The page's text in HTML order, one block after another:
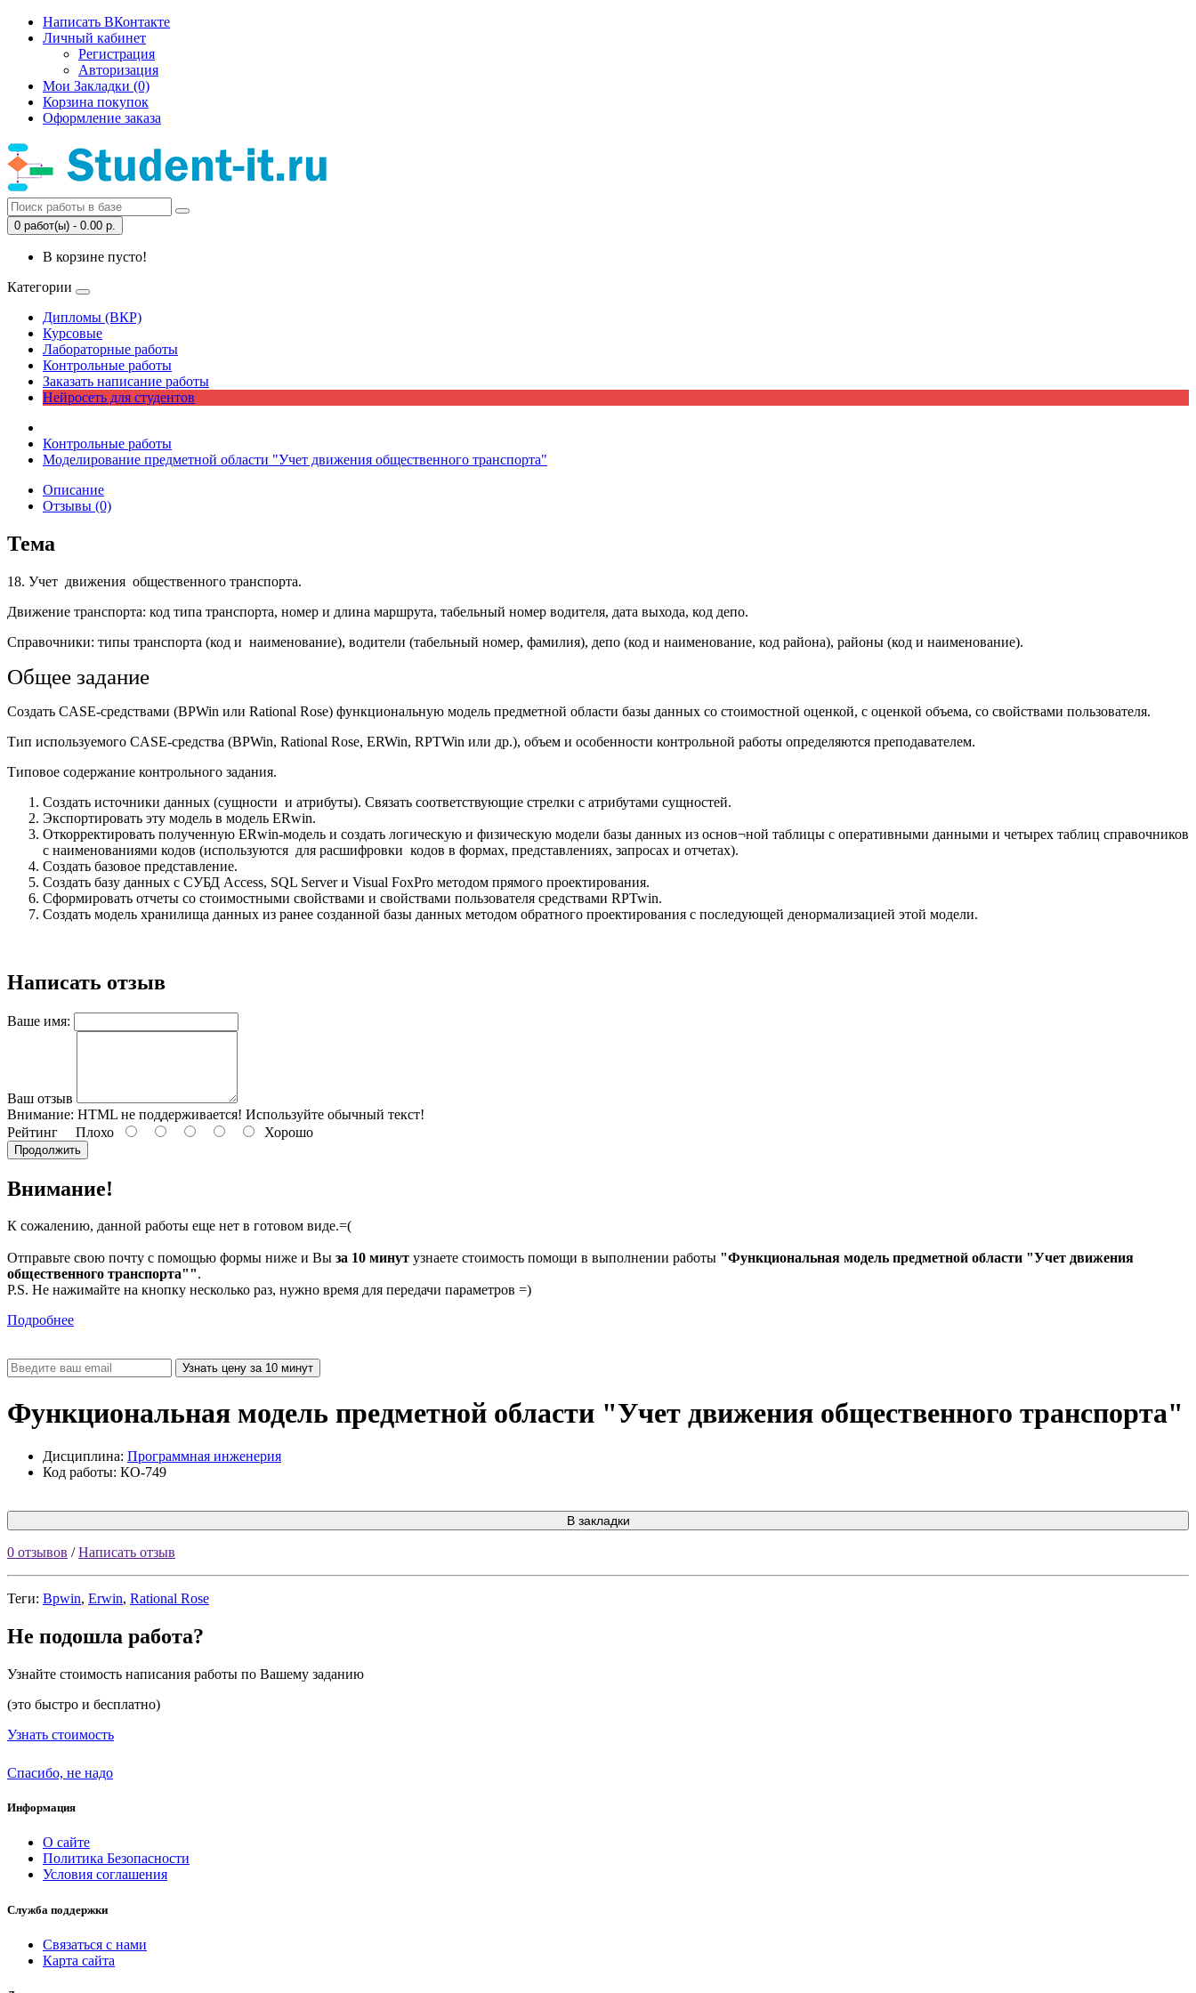
Написать ВКонтакте
Личный кабинет
Регистрация
Авторизация
Мои Закладки (0)
Корзина покупок
Оформление заказа
0 работ(ы) - 0.00 р.
В корзине пусто!
Категории
Дипломы (ВКР)
Курсовые
Лабораторные работы
Контрольные работы
Заказать написание работы
Нейросеть для студентов
Контрольные работы
Моделирование предметной области "Учет движения общественного транспорта"
Описание
Отзывы (0)
Тема
18. Учет движения общественного транспорта.
Движение транспорта: код типа транспорта, номер и длина маршрута, табельный номер водителя, дата выхода, код депо.
Справочники: типы транспорта (код и наименование), водители (табельный номер, фамилия), депо (код и наименование, код района), районы (код и наименование).
Общее задание
Создать CASE-средствами (BPWin или Rational Rose) функциональную модель предметной области базы данных со стоимостной оценкой, с оценкой объема, со свойствами пользователя.
Тип используемого CASE-средства (BPWin, Rational Rose, ERWin, RPTWin или др.), объем и особенности контрольной работы определяются преподавателем.
Типовое содержание контрольного задания.
Создать источники данных (сущности и атрибуты). Связать соответствующие стрелки с атрибутами сущностей.
Экспортировать эту модель в модель ERwin.
Откорректировать полученную ERwin-модель и создать логическую и физическую модели базы данных из основ¬ной таблицы с оперативными данными и четырех таблиц справочников
с наименованиями кодов (используются для расшифровки кодов в формах, представлениях, запросах и отчетах).
Создать базовое представление.
Создать базу данных с СУБД Access, SQL Server и Visual FoxPro методом прямого проектирования.
Сформировать отчеты со стоимостными свойствами и свойствами пользователя средствами RPTwin.
Создать модель хранилища данных из ранее созданной базы данных методом обратного проектирования с последующей денормализацией этой модели.
Написать отзыв
Ваше имя:
Ваш отзыв
Внимание: HTML не поддерживается! Используйте обычный текст!
Рейтинг Плохо Хорошо
Продолжить
Внимание!
К сожалению, данной работы еще нет в готовом виде.=(
Отправьте свою почту с помощью формы ниже и Вы за 10 минут узнаете стоимость помощи в выполнении работы "Функциональная модель предметной области "Учет движения
общественного транспорта"".
P.S. Не нажимайте на кнопку несколько раз, нужно время для передачи параметров =)
Подробнее
Функциональная модель предметной области "Учет движения общественного транспорта"
Дисциплина: Программная инженерия
Код работы: КО-749
В закладки
0 отзывов /Написать отзыв
Теги: Bpwin, Erwin, Rational Rose
Не подошла работа?
Узнайте стоимость написания работы по Вашему заданию
(это быстро и бесплатно)
Узнать стоимость
Спасибо, не надо
Информация
О сайте
Политика Безопасности
Условия соглашения
Служба поддержки
Связаться с нами
Карта сайта